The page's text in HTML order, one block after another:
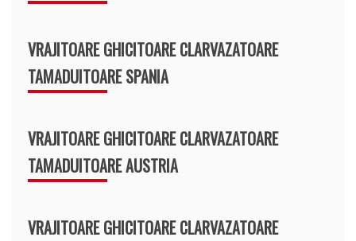
VRAJITOARE GHICITOARE CLARVAZATOARE
TAMADUITOARE SPANIA
VRAJITOARE GHICITOARE CLARVAZATOARE
TAMADUITOARE AUSTRIA
VRAJITOARE GHICITOARE CLARVAZATOARE